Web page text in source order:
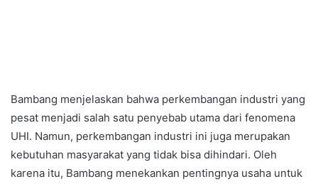
Bambang menjelaskan bahwa perkembangan industri yang
pesat menjadi salah satu penyebab utama dari fenomena
UHI. Namun, perkembangan industri ini juga merupakan
kebutuhan masyarakat yang tidak bisa dihindari. Oleh
karena itu, Bambang menekankan pentingnya usaha untuk